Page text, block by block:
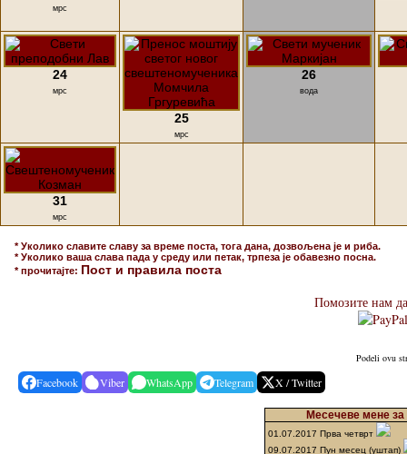
мрс
24
мрс
25
мрс
26
вода
31
мрс
* Уколико славите славу за време поста, тога дана, дозвољена је и риба.
* Уколико ваша слава пада у среду или петак, трпеза је обавезно посна.
* прочитајте: Пост и правила поста
Помозите нам
Podeli ovu
Facebook Viber WhatsApp Telegram X / Twitter
Месечеве мене за
01.07.2017 Прва четврт
09.07.2017 Пун месец (уштап)